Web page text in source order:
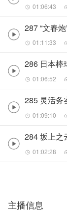
01:06:43
01:11:33
01:06:52
01:09:10
01:02:28
主播信息